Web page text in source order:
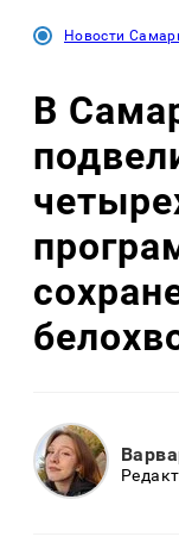
Новости
В